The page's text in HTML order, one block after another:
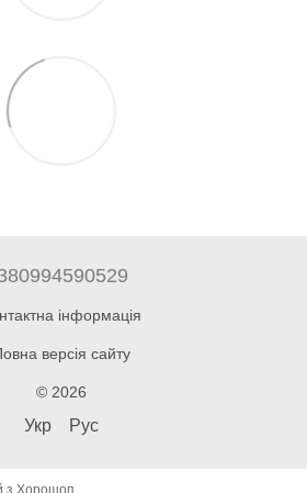
інформація
версія сайту
© 2026
Укр Рус
з Хорошоп